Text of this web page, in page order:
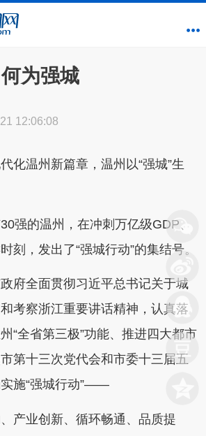
为强城
12:06:08
化温州新篇章，温州以“强城”生
强的温州，在冲刺万亿级GDP、
刻，发出了“强城行动”的集结号。
府全面贯彻习近平总书记关于城
考察浙江重要讲话精神，认真落
“全省第三极”功能、推进四大都市
第十三次党代会和市委十三届五
施“强城行动”——
产业创新、循环畅通、品质提